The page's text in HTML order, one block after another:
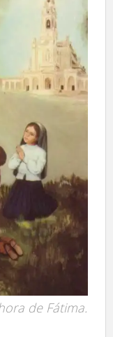
de Fátima.